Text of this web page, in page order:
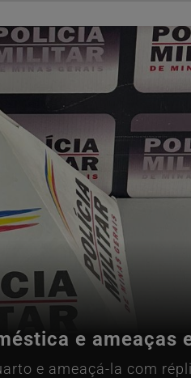
e ameaças
e ameaçá-la com